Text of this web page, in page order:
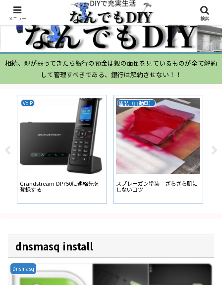
相続、親が弱ってきたら銀行の預金は親の面倒を見ているものが全て解約
して管理すべきである、銀行は解約させない！！
VoIP
Grandstream DP750に連絡先を
登録する
塗装（自動車）
スプレーガン塗装 ざらざら肌に
しないコツ
ム
dnsmasq install
Dnsmasq
メニュー 検索